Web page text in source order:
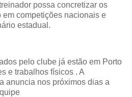
possa concretizar os
em competições nacionais e
estadual.
pelo clube já estão em Porto
e trabalhos físicos . A
anuncia nos próximos dias a